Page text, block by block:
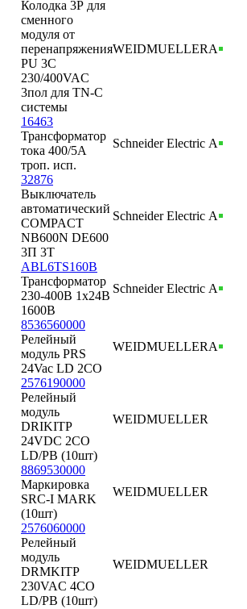
Колодка 3Р для
сменного
модуля от
перенапряжения
PU 3C
230/400VAC
3пол для TN-C
системы
WEIDMUELLERА
16463
Трансформатор
тока 400/5А
троп. исп.
Schneider Electric А
32876
Выключатель
автоматический
COMPACT
NB600N DE600
3П 3T
Schneider Electric А
ABL6TS160B
Трансформатор
230-400В 1x24В
1600В
Schneider Electric А
8536560000
Релейный
модуль PRS
24Vac LD 2CO
WEIDMUELLERА
2576190000
Релейный
модуль
DRIKITP
24VDC 2CO
LD/PB (10шт)
WEIDMUELLER
8869530000
Маркировка
SRC-I MARK
(10шт)
WEIDMUELLER
2576060000
Релейный
модуль
DRMKITP
230VAC 4CO
LD/PB (10шт)
WEIDMUELLER